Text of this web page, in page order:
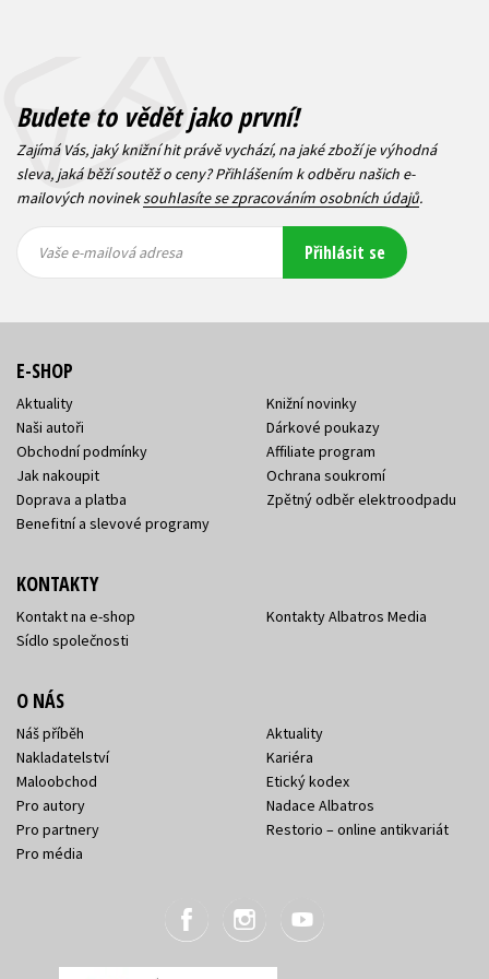
Budete to vědět jako první!
Zajímá Vás, jaký knižní hit právě vychází, na jaké zboží je výhodná
sleva, jaká běží soutěž o ceny? Přihlášením k odběru našich e-
mailových novineksouhlasíte se zpracováním osobních údajů.
mailová
mailová
Vaše e-mailová adresa Přihlásit se
E-SHOP
Aktuality
Naši autoři
Obchodní podmínky
Jak nakoupit
Doprava a platba
Benefitní a slevové programy
Knižní novinky
Dárkové poukazy
Affiliate program
Ochrana soukromí
Zpětný odběr elektroodpadu
KONTAKTY
Kontakt na e-shop
Sídlo společnosti
Kontakty Albatros Media
O NÁS
Náš příběh
Nakladatelství
Maloobchod
Pro autory
Pro partnery
Pro média
Aktuality
Kariéra
Etický kodex
Nadace Albatros
Restorio – online antikvariát